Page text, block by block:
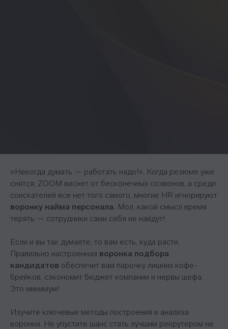
«Некогда думать — работать надо!». Когда резюме уже
снятся, ZOOM виснет от бесконечных созвонов, а среди
соискателей все нет того самого, многие HR игнорируют
воронку найма персонала. Мол, какой смысл время
терять — сотрудники сами себя не найдут!
Если и вы так думаете, то вам есть, куда расти.
Правильно настроенная воронка подбора
кандидатов обеспечит вам парочку лишних кофе-
брейков, сэкономит бюджет компании и нервы шефа.
Это минимум!
Изучите ключевые методы построения и анализа
воронки. Не упустите шанс стать лучшим рекрутером не